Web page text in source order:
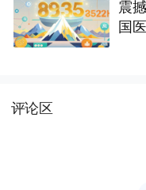
震
国
评论区